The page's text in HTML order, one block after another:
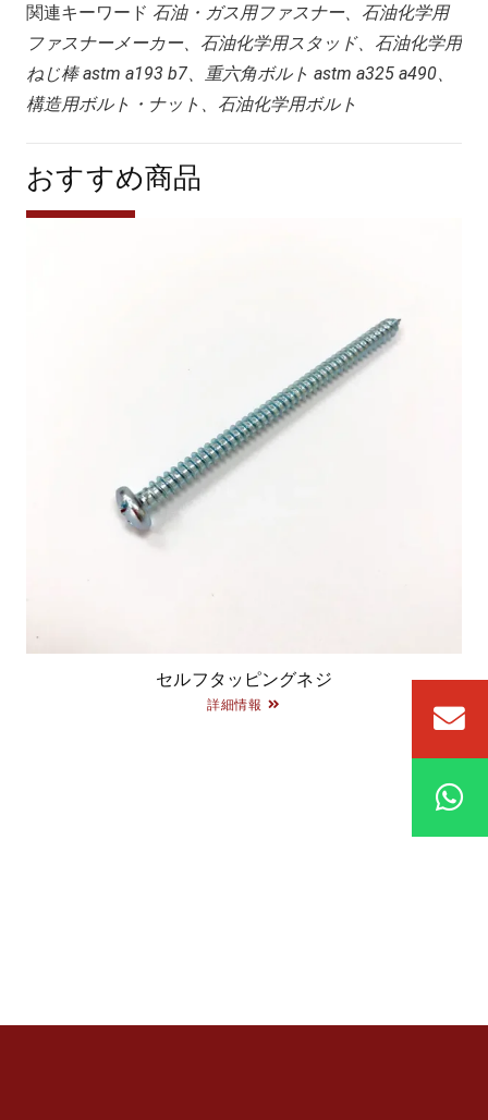
関連キーワード 石油・ガス用ファスナー、石油化学用
ファスナーメーカー、石油化学用スタッド、石油化学用
ねじ棒 astm a193 b7、重六角ボルト astm a325 a490、
構造用ボルト・ナット、石油化学用ボルト
おすすめ商品
セルフタッピングネジ
詳細情報